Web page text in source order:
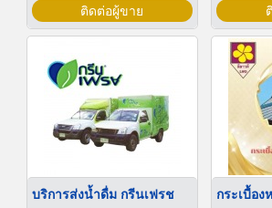
ติดต่อผู้ขาย
บริการส่งน้ำดื่ม กรีนเฟรช